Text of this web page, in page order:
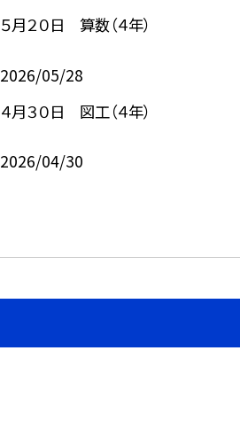
５月２０日 算数（４年）
2026/05/28
４月３０日 図工（４年）
2026/04/30